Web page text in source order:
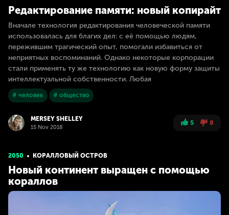
Редактирование памяти: новый копирайт
Вначале технология редактирования человеческой памяти
использовалась для благих дел: с её помощью людям,
пережившим трагический опыт, помогали избавиться от
неприятных воспоминаний. Однако некоторые корпорации
стали применять ту же технологию как новую форму защиты
интеллектуальной собственности. Любая
# человек # общество
MERSEY SHELLEY
15 Nov 2018
5 8
2050 КОРАЛЛОВЫЙ ОСТРОВ
Новый континент выращен с помощью
кораллов